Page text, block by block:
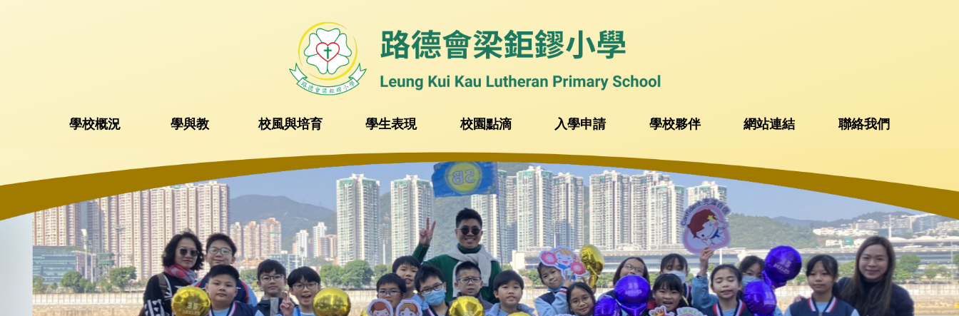
學校概況 學與教 校風與培育 學生表現 校園點滴 入學申請 學校夥伴 網站連結 聯絡我們